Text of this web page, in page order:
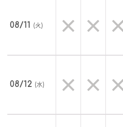
08/11 (火)
08/12 (水)